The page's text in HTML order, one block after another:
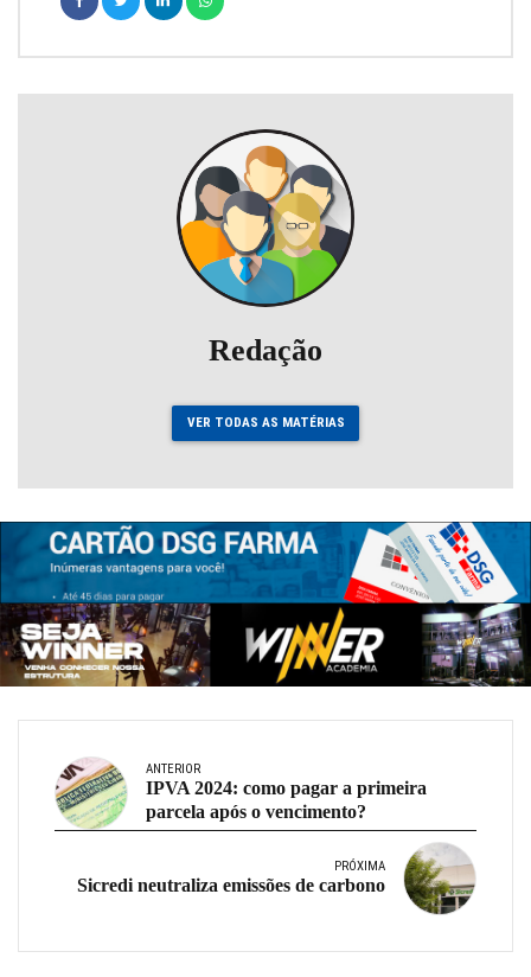
Redação
VER TODAS AS MATÉRIAS
ANTERIOR
IPVA 2024: como pagar a primeira
parcela após o vencimento?
PRÓXIMA
Sicredi neutraliza emissões de carbono